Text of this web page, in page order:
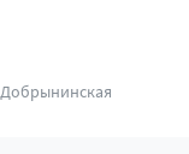
Добрынинская